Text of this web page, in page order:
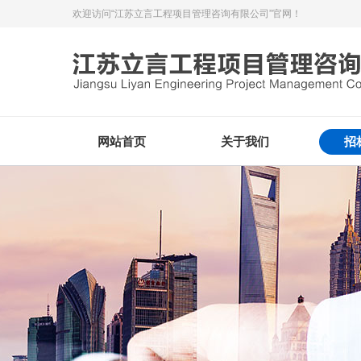
欢迎访问“江苏立言工程项目管理咨询有限公司”官网！
网站首页 关于我们 招